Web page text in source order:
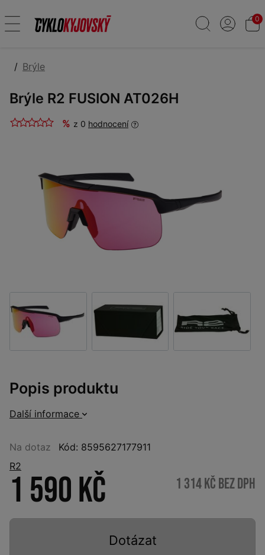
0
Brýle
Brýle R2 FUSION AT026H
% z 0 hodnocení
Popis produktu
Další informace
Na dotaz
Kód: 8595627177911
R2
1 590 Kč 1 314 Kč bez DPH
Dotázat